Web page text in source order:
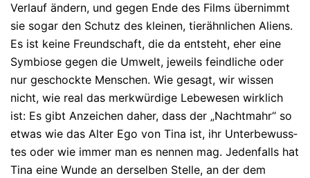
Verlauf ändern, und gegen Ende des Films übernimmt
sie sogar den Schutz des kleinen, tierähnlichen Aliens.
Es ist keine Freundschaft, die da entsteht, eher eine
Symbiose gegen die Umwelt, jeweils feindliche oder
nur geschockte Men­schen. Wie gesagt, wir wissen
nicht, wie real das merkwürdige Lebe­we­sen wirklich
ist: Es gibt Anzeichen daher, dass der „Nachtmahr“ so
et­was wie das Alter Ego von Tina ist, ihr Unterbewuss­
tes oder wie immer man es nennen mag. Jeden­falls hat
Tina eine Wunde an derselben Stelle, an der dem